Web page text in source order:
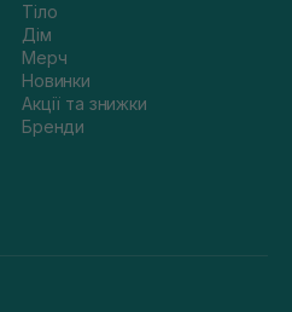
Тіло
Дім
Мерч
Новинки
Акції та знижки
Бренди